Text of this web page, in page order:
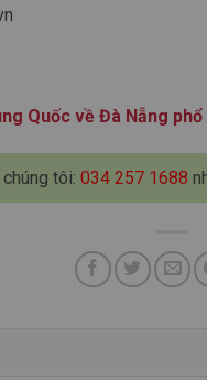
Quốc về Đà Nẵng phổ
tôi: 034 257 1688